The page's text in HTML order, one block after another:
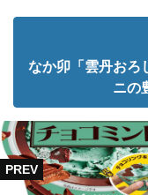
なか卯「雲丹お
ニの